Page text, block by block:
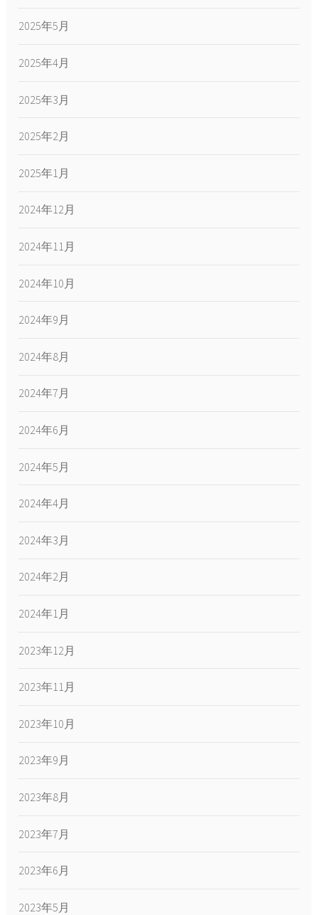
2025年5月
2025年4月
2025年3月
2025年2月
2025年1月
2024年12月
2024年11月
2024年10月
2024年9月
2024年8月
2024年7月
2024年6月
2024年5月
2024年4月
2024年3月
2024年2月
2024年1月
2023年12月
2023年11月
2023年10月
2023年9月
2023年8月
2023年7月
2023年6月
2023年5月